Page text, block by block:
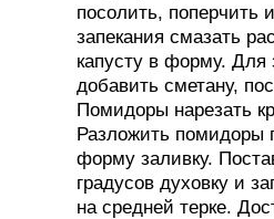
посолить, поперчить
запекания смазать
капусту в форму. Для
добавить сметану,
Помидоры нарезать
Разложить помидоры
форму заливку.
градусов духовку и
на средней терке.